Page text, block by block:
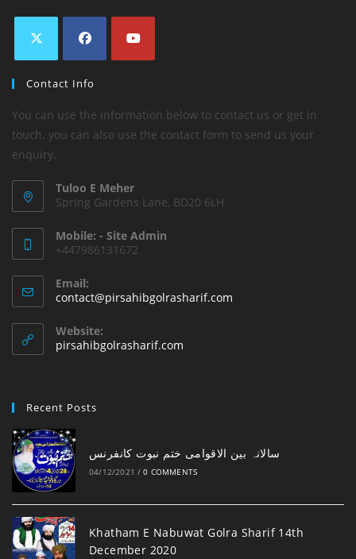
Contact Info
You can use the information below to contact us or get in
touch. you can also use the contact form to send us your
enquiry.
Tuloo E Meher
Spring Gardens Lane, BD20 6LH
Mobile: - Site Admin
+447986131672
Email:
contact@pirsahibgolrasharif.com
Website:
pirsahibgolrasharif.com
Recent Posts
‎سالانہ بین الاقوامی ختم نبوت کانفرنس
04/12/2021 / 0 COMMENTS
Khatham E Nabuwat Golra Sharif 14th
December 2020